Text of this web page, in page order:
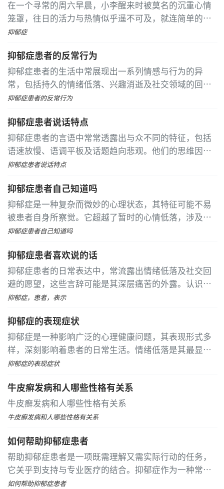
在一个寻常的周六早晨，小李醒来时被莫名的沉重心情
笼罩，往日的活力与热情似乎遥不可及，就连简单的起
床动作都显得异常艰难。经历了一番内心挣扎，他选择
抑郁症
抑郁症患者的反常行为
抑郁症患者的生活中常展现出一系列情感与行为的异
常，包括持久的情绪低落、兴趣消逝及社交领域的回
避。他们常被持续的悲伤、空虚感笼罩，这种情绪深远
抑郁症患者的反常行为
抑郁症患者说话特点
抑郁症患者的言语中常常透露出与众不同的特征，包括
语速放慢、语调平板及话题趋向悲观。他们的思维因抑
郁情绪而变得迟缓，导致说话节奏减慢，给人以沉重与
抑郁症患者说话特点
抑郁症患者自己知道吗
抑郁症是一种复杂而微妙的心理状态，其特征可能不易
被患者自身所察觉。它超越了暂时的心情低落，涉及情
感、兴趣及生理功能的广泛变化，常与日常压力相混
与饮食习惯改变，却误以为这只是生活压力的正常反应
抑郁症患者自己知道吗
抑郁症患者喜欢说的话
抑郁症患者的日常表达中，常流露出情绪低落及社交回
避的愿望，这些言辞可能是其深层痛苦的外露。认识到
这些表达背后的情感，能增进我们对他们的理解和关
出援手。 他们可能会说：“我的心情异常沉重
抑郁症，患者，表示
抑郁症的表现症状
抑郁症是一种影响广泛的心理健康问题，其表现形式多
样，深刻影响着患者的日常生活。情绪低落是其最显著
特征，患者常感到持久的无助与绝望，对未来丧失希
久
抑郁症的表现症状
牛皮癣发病和人哪些性格有关系
牛皮癣发病和人哪些性格有关系
牛皮癣发病和人哪些性格有关系
如何帮助抑郁症患者
帮助抑郁症患者是一项既需理解又需实际行动的任务，
它关乎到支持与专业医疗的结合。抑郁症作为一种常见
的心理障碍，其特征远不止暂时的心情低落，可能呈现
如何帮助抑郁症患者